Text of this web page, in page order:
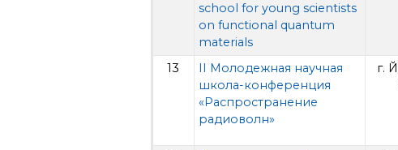
school for young scientists
on functional quantum
materials
13
II Молодежная научная
школа-конференция
«Распространение
радиоволн»
г.